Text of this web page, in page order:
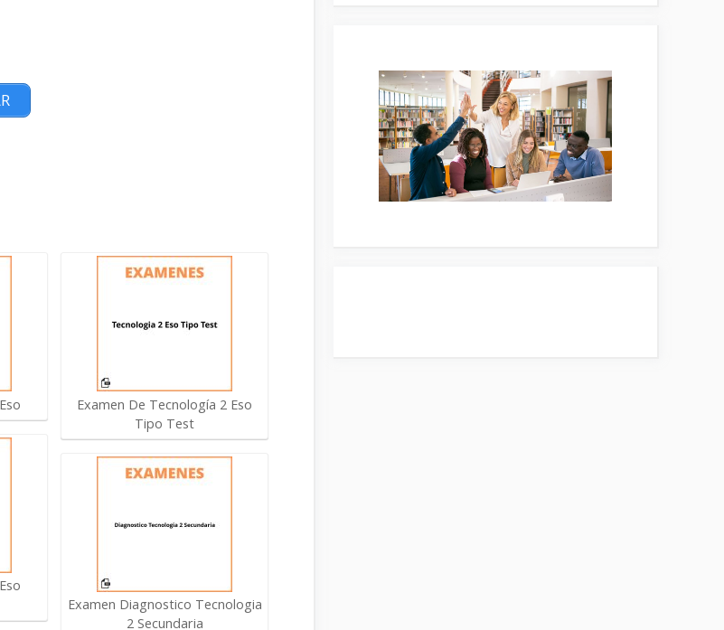
Examen De Tecnología 2 Eso
Tipo Test
Examen Diagnostico Tecnologia
2 Secundaria